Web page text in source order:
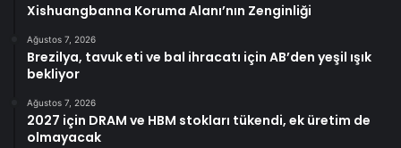
Xishuangbanna Koruma Alanı’nın Zenginliği
Ağustos 7, 2026
Brezilya, tavuk eti ve bal ihracatı için AB’den yeşil ışık
bekliyor
Ağustos 7, 2026
2027 için DRAM ve HBM stokları tükendi, ek üretim de
olmayacak